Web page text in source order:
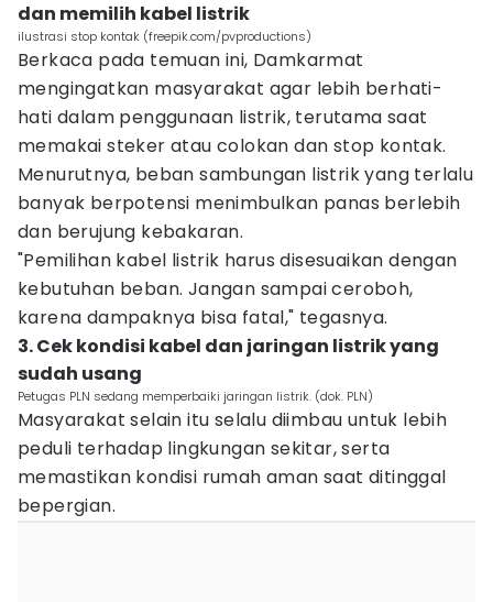
dan memilih kabel listrik
ilustrasi stop kontak (freepik.com/pvproductions)
Berkaca pada temuan ini, Damkarmat
mengingatkan masyarakat agar lebih berhati-
hati dalam penggunaan listrik, terutama saat
memakai steker atau colokan dan stop kontak.
Menurutnya, beban sambungan listrik yang terlalu
banyak berpotensi menimbulkan panas berlebih
dan berujung kebakaran.
"Pemilihan kabel listrik harus disesuaikan dengan
kebutuhan beban. Jangan sampai ceroboh,
karena dampaknya bisa fatal," tegasnya.
3. Cek kondisi kabel dan jaringan listrik yang
sudah usang
Petugas PLN sedang memperbaiki jaringan listrik. (dok. PLN)
Masyarakat selain itu selalu diimbau untuk lebih
peduli terhadap lingkungan sekitar, serta
memastikan kondisi rumah aman saat ditinggal
bepergian.